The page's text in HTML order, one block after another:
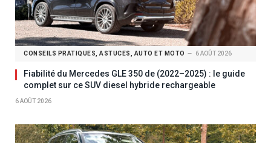
CONSEILS PRATIQUES, ASTUCES, AUTO ET MOTO 6 AOÛT 2026
Fiabilité du Mercedes GLE 350 de (2022–2025) : le guide
complet sur ce SUV diesel hybride rechargeable
6 AOÛT 2026